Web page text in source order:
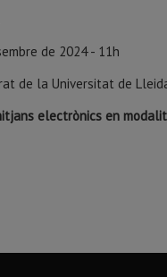
de 2024 - 11h
de la Universitat de
electrònics en